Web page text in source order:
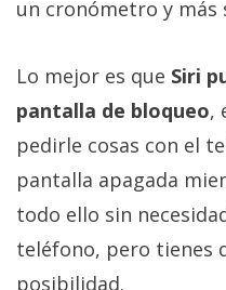
apps,
comparativas,
trucos y
tutoriales.
El Grupo
Informático
(CC) 2006-
2026.Algunos
reservados.
un cronómetro y
Lo mejor es que Siri
pantalla de bloqueo,
pedirle cosas con el
pantalla apagada
todo ello sin
teléfono, pero tienes
posibilidad.